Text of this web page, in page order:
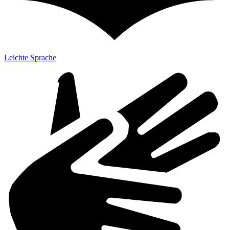
Leichte Sprache